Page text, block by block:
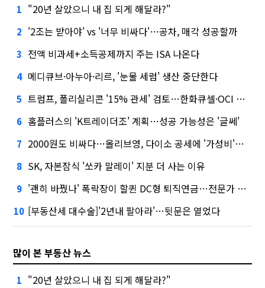
1 "20년 살았으니 내 집 되게 해달라?"
2 '2조는 받아야' vs '너무 비싸다'…공차, 매각 성공할까
3 전액 비과세+소득공제까지 주는 ISA 나온다
4 메디큐브·아누아·리르, '눈물 세럼' 생산 중단한다
5 트럼프, 폴리실리콘 '15% 관세' 검토…한화큐셀·OCI 영향은?
6 홈플러스의 'K트레이더조' 계획…성공 가능성은 '글쎄'
7 2000원도 비싸다…올리브영, 다이소 공세에 '가성비'로 맞불
8 SK, 자본잠식 '쏘카 말레이' 지분 더 사는 이유
9 '괜히 바꿨나' 폭락장이 할퀸 DC형 퇴직연금…전문가 조언은
10 [부동산세 대수술]'2년내 팔아라'…뒷문은 열었다
많이 본 부동산 뉴스
1 "20년 살았으니 내 집 되게 해달라?"